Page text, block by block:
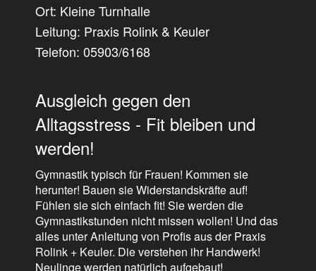
Ort: Kleine Turnhalle
Leitung: Praxis Rolink & Keuler
Telefon: 05903/6168
Ausgleich gegen den
Alltagsstress - Fit bleiben und
werden!
Gymnastik typisch für Frauen! Kommen sie
herunter! Bauen sie Widerstandskräfte auf!
Fühlen sie sich einfach fit! Sie werden die
Gymnastikstunden nicht missen wollen! Und das
alles unter Anleitung von Profis aus der Praxis
Rolink + Keuler. Die verstehen ihr Handwerk!
Neulinge werden natürlich aufgebaut!